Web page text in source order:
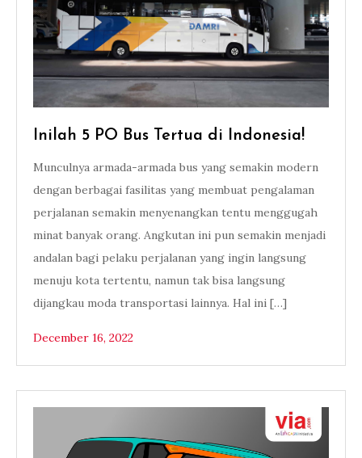
Inilah 5 PO Bus Tertua di Indonesia!
Munculnya armada-armada bus yang semakin modern
dengan berbagai fasilitas yang membuat pengalaman
perjalanan semakin menyenangkan tentu menggugah
minat banyak orang. Angkutan ini pun semakin menjadi
andalan bagi pelaku perjalanan yang ingin langsung
menuju kota tertentu, namun tak bisa langsung
dijangkau moda transportasi lainnya. Hal ini […]
December 16, 2022